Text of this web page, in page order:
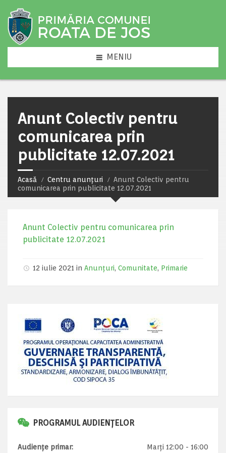
MENIU
Anunt Colectiv pentru
comunicarea prin
publicitate 12.07.2021
Acasă Centru anunțuri
Anunt Colectiv pentru
comunicarea prin publicitate 12.07.2021
Anunt Colectiv pentru comunicarea prin
publicitate 12.07.2021
12 iulie 2021 in Anunțuri, Comunitate, Primarie
PROGRAMUL AUDIENȚELOR
Audiențe primar: Marți 12:00 - 16:00